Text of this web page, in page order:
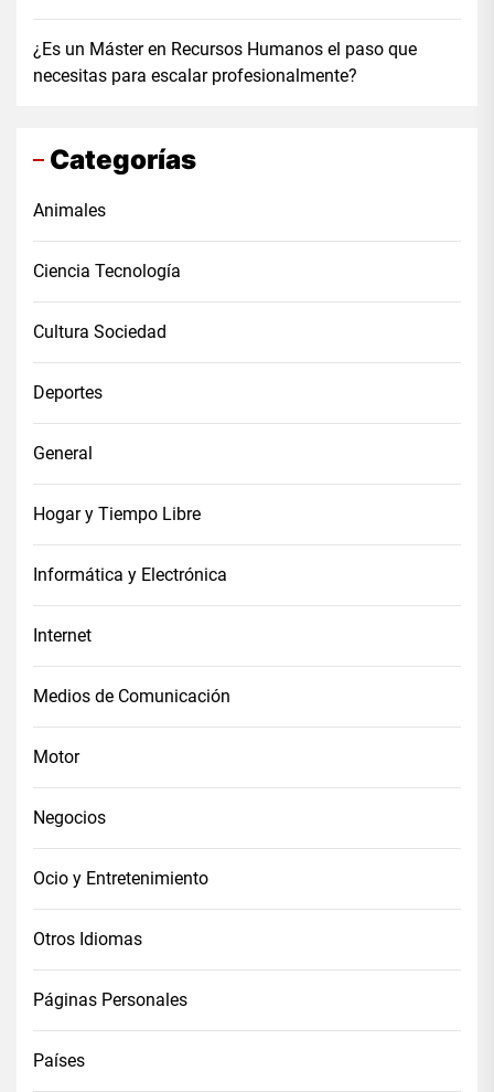
¿Es un Máster en Recursos Humanos el paso que
necesitas para escalar profesionalmente?
Categorías
Animales
Ciencia Tecnología
Cultura Sociedad
Deportes
General
Hogar y Tiempo Libre
Informática y Electrónica
Internet
Medios de Comunicación
Motor
Negocios
Ocio y Entretenimiento
Otros Idiomas
Páginas Personales
Países